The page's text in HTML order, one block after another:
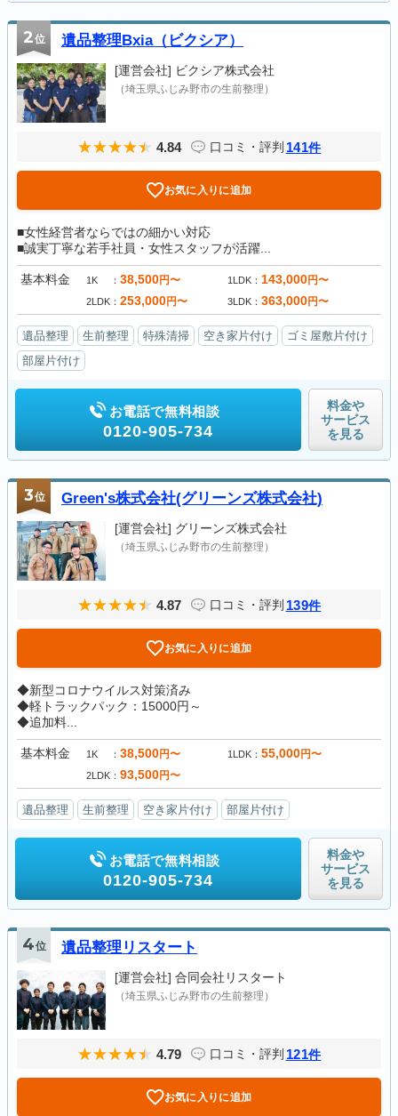
2位 遺品整理Bxia（ビクシア）
[運営会社] ビクシア株式会社
（埼玉県ふじみ野市の生前整理）
4.84 口コミ・評判 141件
お気に入りに追加
■女性経営者ならではの細かい対応
■誠実丁寧な若手社員・女性スタッフが活躍...
基本料金 1K 38,500円〜 1LDK 143,000円〜
2LDK 253,000円〜 3LDK 363,000円〜
遺品整理 生前整理 特殊清掃 空き家片付け
ゴミ屋敷片付け
部屋片付け
お電話で無料相談
0120-905-734
料金や
サービス
を見る
3位 Green's株式会社(グリーンズ株式会社)
[運営会社] グリーンズ株式会社
（埼玉県ふじみ野市の生前整理）
4.87 口コミ・評判 139件
お気に入りに追加
◆新型コロナウイルス対策済み
◆軽トラックパック：15000円～
◆追加料...
基本料金 1K 38,500円〜 1LDK 55,000円〜
2LDK 93,500円〜
遺品整理 生前整理 空き家片付け 部屋片付け
お電話で無料相談
0120-905-734
料金や
サービス
を見る
4位 遺品整理リスタート
[運営会社] 合同会社リスタート
（埼玉県ふじみ野市の生前整理）
4.79 口コミ・評判 121件
お気に入りに追加